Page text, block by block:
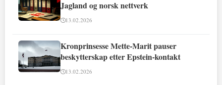
Jagland og norsk nettverk
13.02.2026
Kronprinsesse Mette-Marit pauser
beskytterskap etter Epstein-kontakt
13.02.2026